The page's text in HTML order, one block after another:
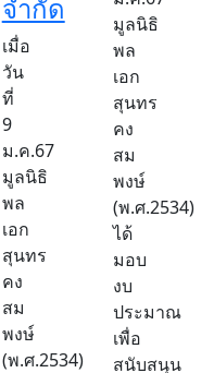
จำกัด
เมื่อ
วัน
ที่
9
ม.ค.67
มูลนิธิ
พล
เอก
สุนทร
คง
สม
พงษ์
(พ.ศ.2534)
มูลนิธิ
พล
เอก
สุนทร
คง
สม
พงษ์
(พ.ศ.2534)
ได้
มอบ
งบ
ประมาณ
เพื่อ
สนับสนุน